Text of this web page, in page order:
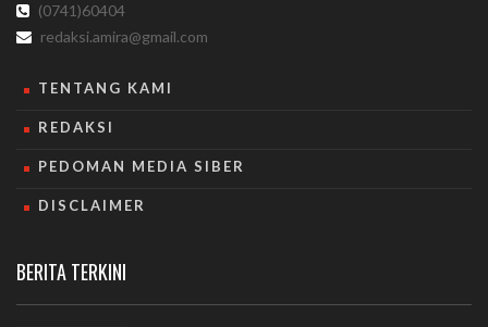
(0741)60404
redaksi.amira@gmail.com
TENTANG KAMI
REDAKSI
PEDOMAN MEDIA SIBER
DISCLAIMER
BERITA TERKINI